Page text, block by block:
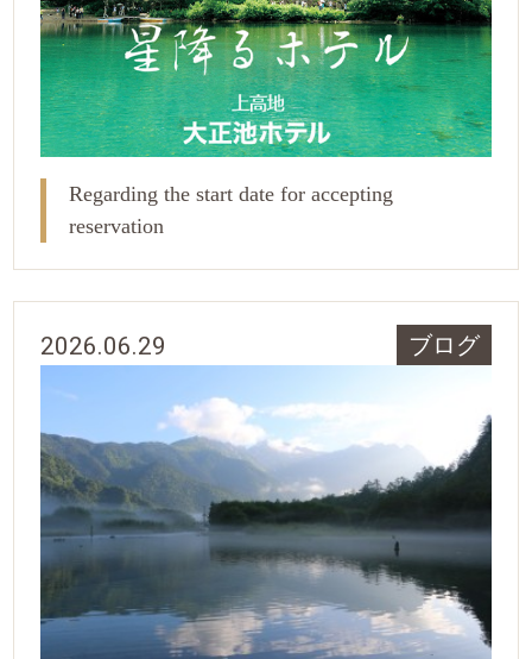
Regarding the start date for accepting
reservation
2026.06.29 ブログ